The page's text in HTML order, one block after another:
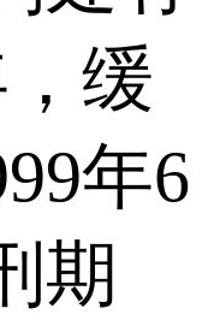
缓
年6
期